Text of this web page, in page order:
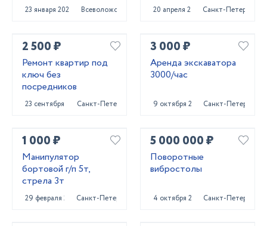
23 января 2024 Всеволожск 20 апреля 2023 Санкт-Петербург
2 500 ₽
Ремонт квартир под
ключ без
посредников
23 сентября 2022Санкт-Петербург
3 000 ₽
Аренда экскаватора
3000/час
9 октября 2024Санкт-Петербург
1 000 ₽
Манипулятор
бортовой г/п 5т,
стрела 3т
29 февраля 2024Санкт-Петербург
5 000 000 ₽
Поворотные
вибростолы
4 октября 2024Санкт-Петербург